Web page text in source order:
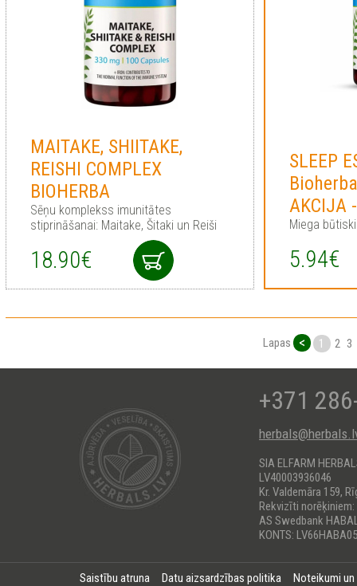
MAITAKE, SHIITAKE,
REISHI COMPLEX
BIOHERBA
Sēņu komplekss imunitātes
stiprināšanai: Maitake, Šitaki un Reiši
18.90€
SLEEP
AKCIJA
Miega
5.94€
Lapas < 1 2 3
+371
SIA ELFARM
LV40003936046
Kr. Valdemāra 159,
Rekvizīti norēķiniem:
AS Swedbank
KONTS:
Saistību atruna Datu aizsardzības politika Noteikumi